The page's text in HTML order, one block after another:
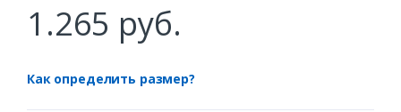
1.265 руб.
Как определить размер?